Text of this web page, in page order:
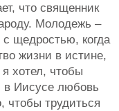
что священник
Молодежь –
щедростью, когда
жизни в истине,
хотел, чтобы
в Иисусе любовь
чтобы трудиться